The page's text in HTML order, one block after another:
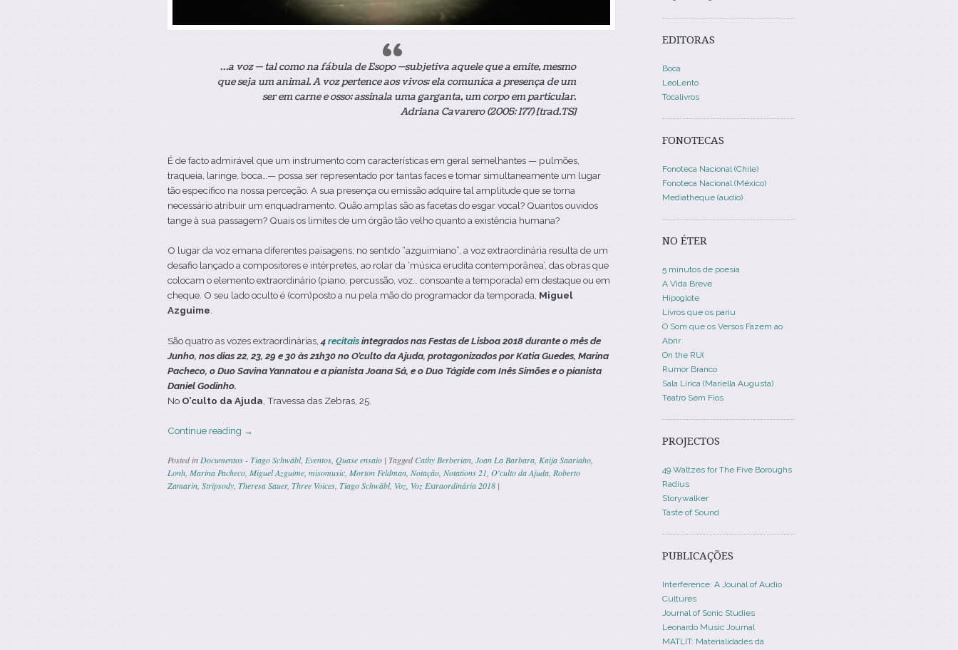
…a voz — tal como na fábula de Esopo —subjetiva aquele que a emite, mesmo
que seja um animal. A voz pertence aos vivos; ela comunica a presença de um
ser em carne e osso; assinala uma garganta, um corpo em particular.
Adriana Cavarero (2005: 177) [trad.TS]
É de facto admirável que um instrumento com características em geral semelhantes — pulmões,
traqueia, laringe, boca…— possa ser representado por tantas faces e tomar simultaneamente um lugar
tão específico na nossa perceção. A sua presença ou emissão adquire tal amplitude que se torna
necessário atribuir um enquadramento. Quão amplas são as facetas do esgar vocal? Quantos ouvidos
tange à sua passagem? Quais os limites de um órgão tão velho quanto a existência humana?
O lugar da voz emana diferentes paisagens; no sentido “azguimiano”, a voz extraordinária resulta de um
desafio lançado a compositores e intérpretes, ao rolar da ‘música erudita contemporânea’, das obras que
colocam o elemento extraordinário (piano, percussão, voz… consoante a temporada) em destaque ou em
cheque. O seu lado oculto é (com)posto a nu pela mão do programador da temporada, Miguel
Azguime.
São quatro as vozes extraordinárias,4recitaisintegrados nas Festas de Lisboa 2018 durante o mês de
Junho, nos dias 22, 23, 29 e 30 às 21h30 no O’culto da Ajuda, protagonizados por Katia Guedes, Marina
Pacheco, o Duo Savina Yannatou e a pianista Joana Sá, e o Duo Tágide com Inês Simões e o pianista
Daniel Godinho.
No O’culto da Ajuda , Travessa das Zebras, 25.
Continue reading →
Posted in Documentos - Tiago Schwäbl, Eventos ,Quase ensaio |TaggedCathy Berberian ,Joan La Barbara Kaija Saariaho
Lonh ,Marina Pacheco ,Miguel Azguime ,misomusic ,Morton Feldman ,Notação ,Notations 21 ,O'culto da Ajuda Roberto
Zamarin ,Stripsody ,Theresa Sauer,Three Voices ,Tiago Schwäbl, Voz Voz Extraordinária 2018 |
EDITORAS
Boca
LeoLento
Tocalivros
FONOTECAS
Fonoteca Nacional (Chile)
Fonoteca Nacional (México)
Mediatheque (audio)
NO ÉTER
5 minutos de poesia
A Vida Breve
Hipoglote
Livros que os pariu
O Som que os Versos Fazem ao
Abrir
On the RU(
Rumor Branco
Sala Lírica (Mariella Augusta)
Teatro Sem Fios
PROJECTOS
49 Waltzes for The Five Boroughs
Radius
Storywalker
Taste of Sound
PUBLICAÇÕES
Interference: A Jounal of Audio
Cultures
Journal of Sonic Studies
Leonardo Music Journal
MATLIT: Materialidades da